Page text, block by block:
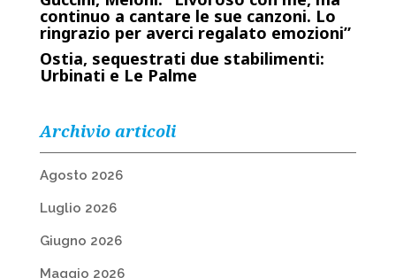
continuo a cantare le sue canzoni. Lo
ringrazio per averci regalato emozioni”
Ostia, sequestrati due stabilimenti:
Urbinati e Le Palme
Archivio articoli
Agosto 2026
Luglio 2026
Giugno 2026
Maggio 2026